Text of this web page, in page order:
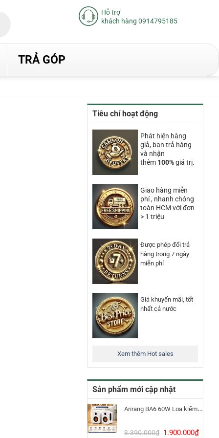
Hỗ trợ
khách hàng 0914795185
TRẢ GÓP
Tiêu chí hoạt động
Phát hiện hàng
giả, bạn trả hàng
và nhận
thêm 100%giá trị.
Giao hàng miễn
phí , nhanh chóng
toàn HCM với đơn
> 1 triệu
Được phép đổi trả
hàng trong 7 ngày
miễn phí
Giá khuyến mãi, tốt
nhất cả nước
Xem thêm Hot sales
Sản phẩm mới cập nhật
Arirang BA6 60W Loa kiểm âm Bluetooth 5.3
3.390.000₫ Giá
1.900.000₫Giá